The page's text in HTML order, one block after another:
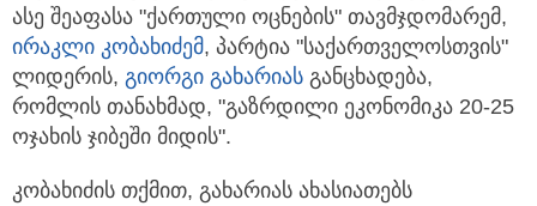
ასე შეაფასა "ქართული ოცნების" თავმჯდომარემ,
ირაკლი კობახიძემ, პარტია "საქართველოსთვის"
ლიდერის, გიორგი გახარიას განცხადება,
რომლის თანახმად, "გაზრდილი ეკონომიკა 20-25
ოჯახის ჯიბეში მიდის".
კობახიძის თქმით, გახარიას ახასიათებს